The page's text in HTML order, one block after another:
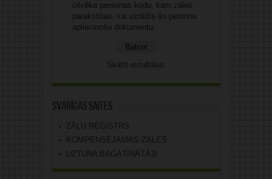
cilvēka personas kodu, kam zāles
parakstītas, vai uzrādīs šo personu
apliecinošu dokumentu.
Skatīt rezultātus
Svarīgas saites
ZĀĻU REĢISTRS
KOMPENSĒJAMĀS ZĀLES
UZTURA BAGĀTINĀTĀJI